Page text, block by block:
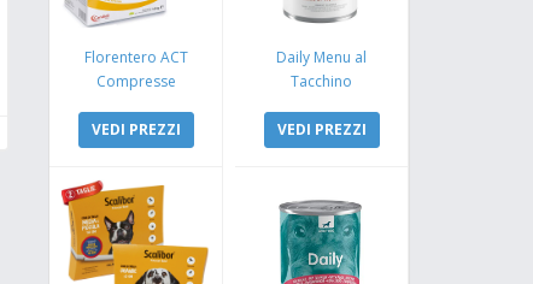
Florentero ACT
Compresse
VEDI PREZZI
Daily Menu al
Tacchino
VEDI PREZZI